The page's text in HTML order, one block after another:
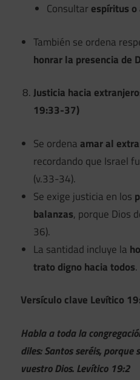
Consultar espíritus o
También se ordena
honrar la presencia de
Justicia hacia
19:33-37)
Se ordenaamar al
recordando que Israel
(v.33-34).
Se exige justicia en los
balanzas, porque Dios
36).
La santidad incluye la
trato digno hacia todos.
Versículo clave Levítico 19:
Habla a toda la
diles: Santos seréis, porque
vuestro Dios. Levítico 19:2